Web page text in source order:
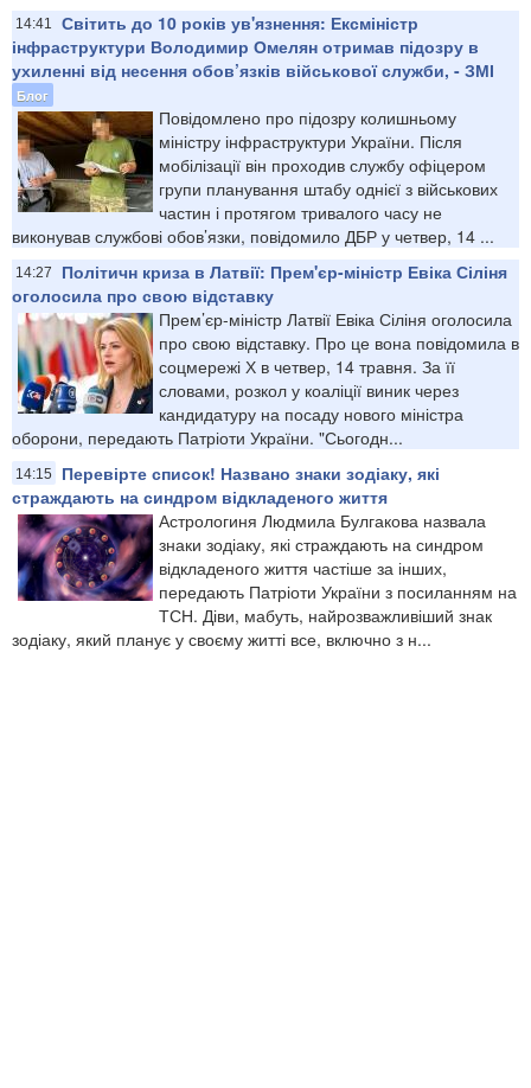
14:41
Світить до 10 років ув'язнення: Ексміністр
інфраструктури Володимир Омелян отримав підозру в
ухиленні від несення обов’язків військової служби, - ЗМІ
Блог
Повідомлено про підозру колишньому
міністру інфраструктури України. Після
мобілізації він проходив службу офіцером
групи планування штабу однієї з військових
частин і протягом тривалого часу не
виконував службові обов’язки, повідомило ДБР у четвер, 14 ...
14:27
Політичн криза в Латвії: Прем'єр-міністр Евіка Сіліня
оголосила про свою відставку
Прем’єр-міністр Латвії Евіка Сіліня оголосила
про свою відставку. Про це вона повідомила в
соцмережі Х в четвер, 14 травня. За її
словами, розкол у коаліції виник через
кандидатуру на посаду нового міністра
оборони, передають Патріоти України. "Сьогодн...
14:15
Перевірте список! Названо знаки зодіаку, які
страждають на синдром відкладеного життя
Астрологиня Людмила Булгакова назвала
знаки зодіаку, які страждають на синдром
відкладеного життя частіше за інших,
передають Патріоти України з посиланням на
ТСН. Діви, мабуть, найрозважливіший знак
зодіаку, який планує у своєму житті все, включно з н...